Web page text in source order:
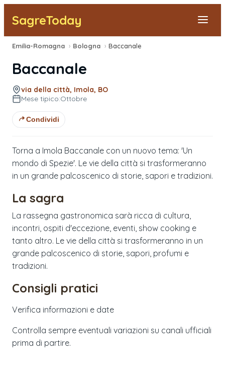
SagreToday
Segnala una sagra
Vicino a Me
Emilia-Romagna › Bologna › Baccanale
Baccanale
via della città, Imola, BO
Mese tipico:Ottobre
Condividi
Torna a Imola Baccanale con un nuovo tema: 'Un
mondo di Spezie'. Le vie della città si trasformeranno
in un grande palcoscenico di storie, sapori e tradizioni.
La sagra
La rassegna gastronomica sarà ricca di cultura,
incontri, ospiti d'eccezione, eventi, show cooking e
tanto altro. Le vie della città si trasformeranno in un
grande palcoscenico di storie, sapori, profumi e
tradizioni.
Consigli pratici
Verifica informazioni e date
Controlla sempre eventuali variazioni su canali ufficiali
prima di partire.